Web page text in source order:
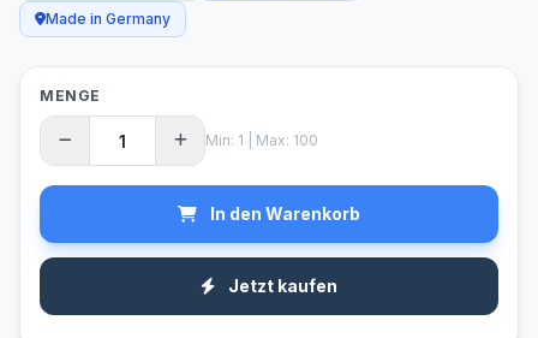
Made in Germany
MENGE
Min: 1 | Max: 100
In den Warenkorb
Jetzt kaufen